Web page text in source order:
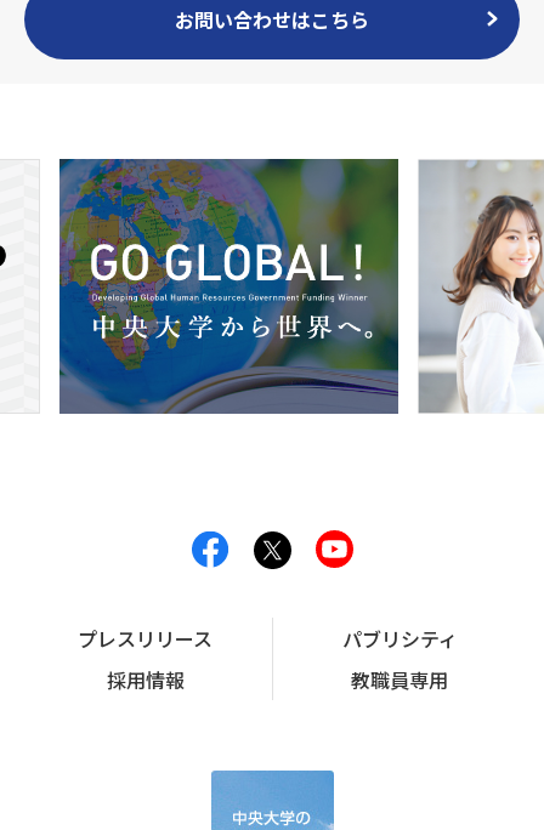
お問い合わせはこちら
プレスリリース
パブリシティ
採用情報
教職員専用